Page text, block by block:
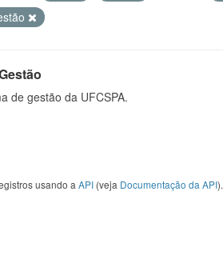
de gestão da UFCSPA.
usando a API (veja Documentação da API).